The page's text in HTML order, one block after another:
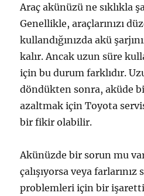
Araç akünüzü ne sıklıkla
Genellikle, araçlarınızı
kullandığınızda akü
kalır. Ancak uzun süre
için bu durum farklıdır.
döndükten sonra, aküde
azaltmak için Toyota
bir fikir olabilir.
Akünüzde bir sorun mu
çalışıyorsa veya
problemleri için bir